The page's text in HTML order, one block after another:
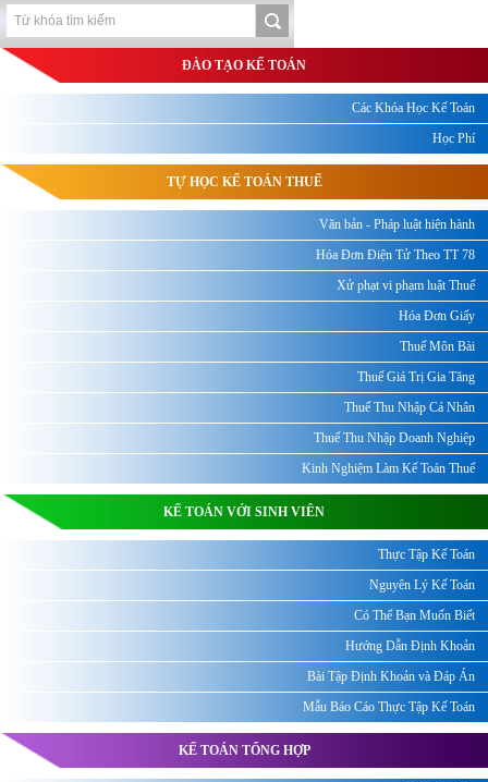
ĐÀO TẠO KẾ TOÁN
Các Khóa Học Kế Toán
Học Phí
TỰ HỌC KẾ TOÁN THUẾ
Văn bản - Pháp luật hiện hành
Hóa Đơn Điện Tử Theo TT 78
Xử phạt vi phạm luật Thuế
Hóa Đơn Giấy
Thuế Môn Bài
Thuế Giá Trị Gia Tăng
Thuế Thu Nhập Cá Nhân
Thuế Thu Nhập Doanh Nghiệp
Kinh Nghiệm Làm Kế Toán Thuế
KẾ TOÁN VỚI SINH VIÊN
Thực Tập Kế Toán
Nguyên Lý Kế Toán
Có Thể Bạn Muốn Biết
Hướng Dẫn Định Khoản
Bài Tập Định Khoản và Đáp Án
Mẫu Báo Cáo Thực Tập Kế Toán
KẾ TOÁN TỔNG HỢP